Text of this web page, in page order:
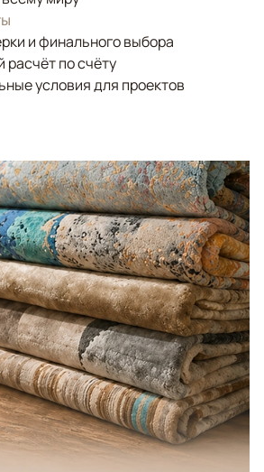
и финального выбора
расчёт по счёту
условия для проектов